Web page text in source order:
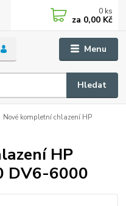
Menu
Hledat
0 ks
za 0,00 Kč
Nové kompletní chlazení HP
HP
DV6-6000